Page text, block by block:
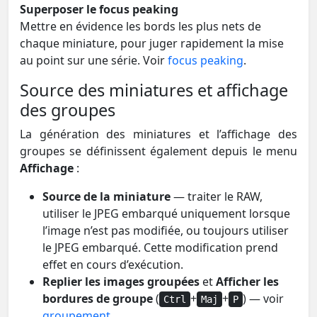
Superposer le focus peaking
Mettre en évidence les bords les plus nets de
chaque miniature, pour juger rapidement la mise
au point sur une série. Voirfocus peaking.
Source des miniatures et affichage
des groupes
La génération des miniatures et l’affichage des
groupes se définissent également depuis le menu
Affichage :
Source de la miniature— traiter le RAW,
utiliser le JPEG embarqué uniquement lorsque
l’image n’est pas modifiée, ou toujours utiliser
le JPEG embarqué. Cette modification prend
effet en cours d’exécution.
Replier les images groupées etAfficher les
bordures de groupe( Ctrl + Maj + P ) — voir